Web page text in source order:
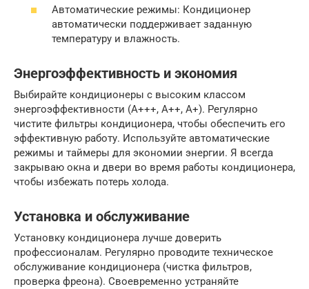
Автоматические режимы: Кондиционер
автоматически поддерживает заданную
температуру и влажность.
Энергоэффективность и экономия
Выбирайте кондиционеры с высоким классом
энергоэффективности (A+++, A++, A+). Регулярно
чистите фильтры кондиционера, чтобы обеспечить его
эффективную работу. Используйте автоматические
режимы и таймеры для экономии энергии. Я всегда
закрываю окна и двери во время работы кондиционера,
чтобы избежать потерь холода.
Установка и обслуживание
Установку кондиционера лучше доверить
профессионалам. Регулярно проводите техническое
обслуживание кондиционера (чистка фильтров,
проверка фреона). Своевременно устраняйте